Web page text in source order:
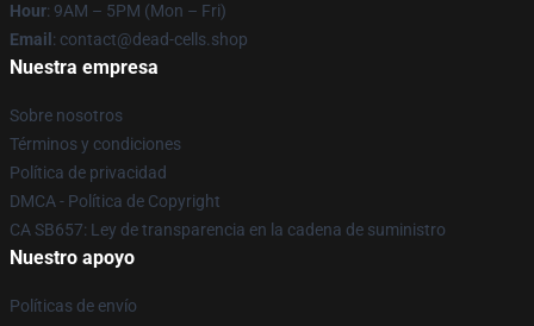
Hour: 9AM – 5PM (Mon – Fri)
Email : contact@dead-cells.shop
Nuestra empresa
Sobre nosotros
Términos y condiciones
Política de privacidad
DMCA - Política de Copyright
CA SB657: Ley de transparencia en la cadena de suministro
Nuestro apoyo
Políticas de envío